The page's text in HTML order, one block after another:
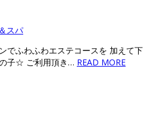
スパ
でふわふわエステコースを 加えて下
子☆ ご利用頂き… READ MORE